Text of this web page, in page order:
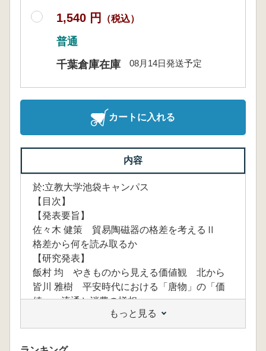
1,540 円 （税込）
普通
千葉倉庫在庫
08月14日発送予定
カートに入れる
内容
於:立教大学池袋キャンパス
【目次】
【発表要旨】
佐々木 健策 貿易陶磁器の格差を考えるⅡ
格差から何を読み取るか
【研究発表】
飯村 均 やきものから見える価値観 北から
皆川 雅樹 平安時代における「唐物」の「価
値」 流通と消費の様相
山本信夫 貿易陶磁の格差指数と遺跡空間
水澤幸一 貿易陶磁の流通経路(地域性)と使用
者による差
もっと見る